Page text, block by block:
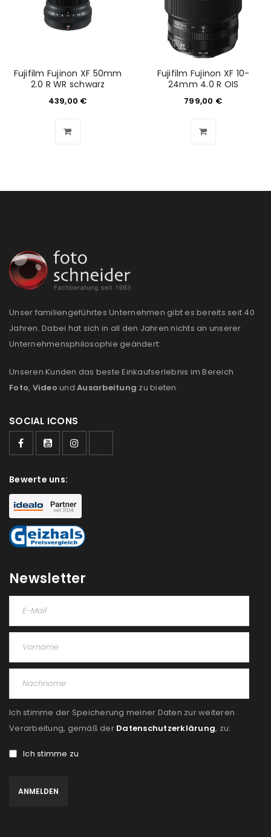
ANMELDEN
Benutzername oder E-Mail-Adresse*
Passwort*
REGISTRIEREN
Ein Link zum Erstellen eines neuen Passworts wird an
deine E-Mail-Adresse gesendet.
NEWSLETTER ABONNIEREN
Please select all the ways you would like to hear from
Ja, ich möchte ein Kundenkonto eröffnen und
akzeptiere die
REGISTRIEREN
Fujifilm Fujinon XF 50mm
2.0 R WR schwarz
439,00 €
Fujifilm Fujinon XF 10-
24mm 4.0 R OIS
799,00 €
Unser familiengeführtes Unternehmen gibt es bereits seit 40
Jahren. Dabei hat sich in all den Jahren nichts an unserer
Unternehmensphilosophie geändert:
Unseren Kunden das beste Einkaufserlebnis im Bereich
Foto, Video und Ausarbeitung zu bieten.
SOCIAL ICONS
Bewerte uns:
Newsletter
Ich stimme der Speicherung meiner Daten zur weiteren
Verarbeitung, gemäß der Datenschutzerklärung, zu:
Ich stimme zu